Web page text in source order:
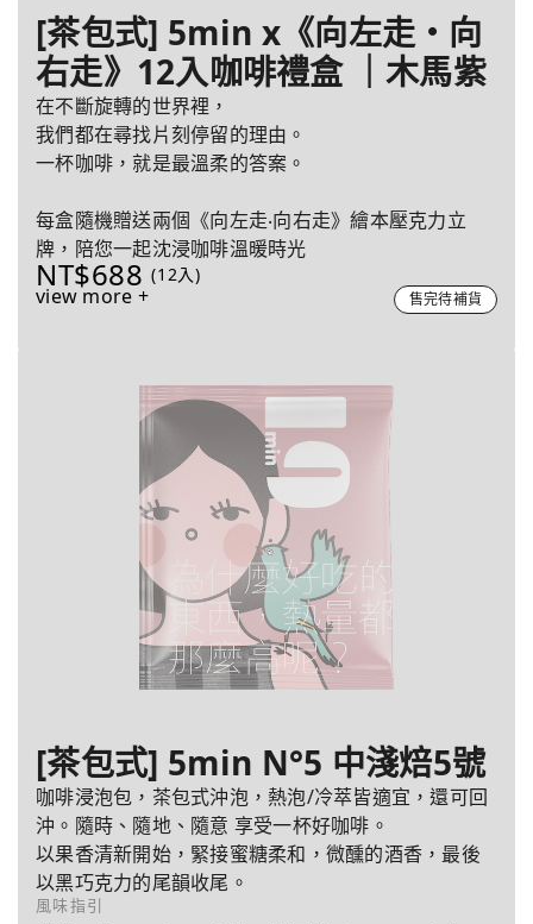
[茶包式] 5min x《向左走・向
右走》12入咖啡禮盒 ｜木馬紫
在不斷旋轉的世界裡，
我們都在尋找片刻停留的理由。
一杯咖啡，就是最溫柔的答案。
每盒隨機贈送兩個《向左走‧向右走》繪本壓克力立
牌，陪您一起沈浸咖啡溫暖時光
NT$688 (12入)
view more + 售完待補貨
[茶包式] 5min N°5 中淺焙5號
咖啡浸泡包，茶包式沖泡，熱泡/冷萃皆適宜，還可回
沖。隨時、隨地、隨意 享受一杯好咖啡。
以果香清新開始，緊接蜜糖柔和，微醺的酒香，最後
以黑巧克力的尾韻收尾。
風味指引